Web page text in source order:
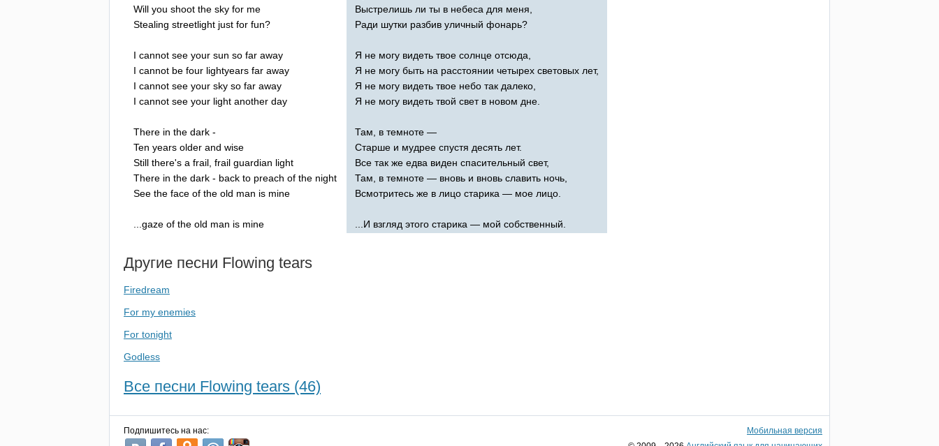
Will you shoot the sky for me
Stealing streetlight just for fun?
I cannot see your sun so far away
I cannot be four lightyears far away
I cannot see your sky so far away
I cannot see your light another day
There in the dark -
Ten years older and wise
Still there's a frail frail guardian light
There in the dark - back to preach of the night
See the face of the old man is mine
gaze of the old man is mine
Выстрелишь ли ты в небеса для меня,
Ради шутки разбив уличный фонарь?
Я не могу видеть твое солнце отсюда,
Я не могу быть на расстоянии четырех световых лет,
Я не могу видеть твое небо так далеко,
Я не могу видеть твой свет в новом дне.
Там, в темноте —
Старше и мудрее спустя десять лет.
Все так же едва виден спасительный свет,
Там, в темноте — вновь и вновь славить ночь,
Всмотритесь же в лицо старика — мое лицо.
...И взгляд этого старика — мой собственный.
Другие песни Flowing tears
Firedream
For my enemies
For tonight
Godless
Все песни Flowing tears (46)
Подпишитесь на нас:
Мобильная версия